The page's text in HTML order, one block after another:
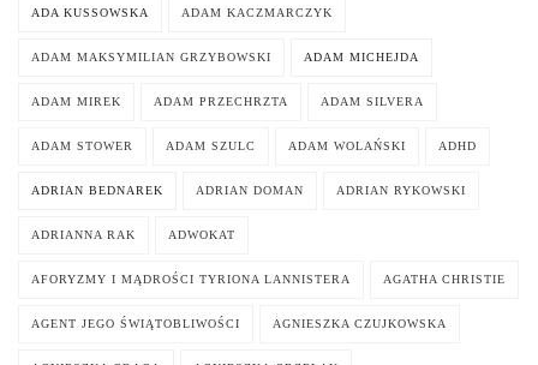
ADA KUSSOWSKA ADAM KACZMARCZYK
ADAM MAKSYMILIAN GRZYBOWSKI ADAM MICHEJDA
ADAM MIREK ADAM PRZECHRZTA ADAM SILVERA
ADAM STOWER ADAM SZULC ADAM WOLAŃSKI ADHD
ADRIAN BEDNAREK ADRIAN DOMAN ADRIAN RYKOWSKI
ADRIANNA RAK ADWOKAT
AFORYZMY I MĄDROŚCI TYRIONA LANNISTERA AGATHA CHRISTIE
AGENT JEGO ŚWIĄTOBLIWOŚCI AGNIESZKA CZUJKOWSKA